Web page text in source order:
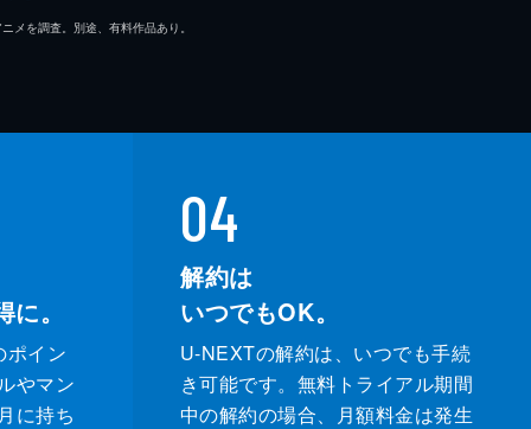
を調査。別途、有料作品あり。
。
ポイン
やマン
に持ち
04
解約は
いつでもOK。
U-NEXTの解約は、いつでも手続
き可能です。無料トライアル期間
中の解約の場合、月額料金は発生